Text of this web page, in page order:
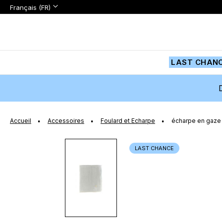
Langue
Langue:
Français (FR)
LAST
Accueil Accessoires Foulard et Echarpe écharpe en
galerie
LAST CHANCE